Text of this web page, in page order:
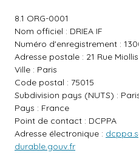
8.1 ORG-0001
Nom officiel : DRIEA IF
Numéro d'enregistrement :
Adresse postale : 21 Rue Miollis
Ville : Paris
Code postal : 75015
Subdivision pays (NUTS) :
Pays : France
Point de contact : DCPPA
Adresse électronique :
durable.gouv.fr